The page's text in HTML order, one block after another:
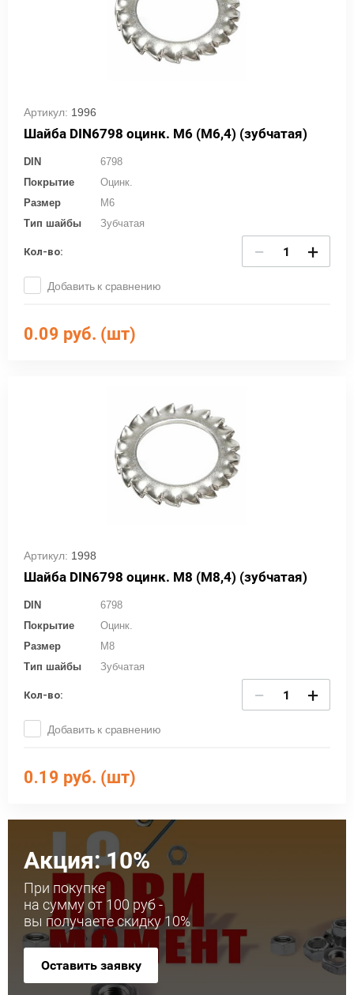
Акция: 10%
При покупке
на сумму от 100 руб -
вы получаете скидку 10%
Оставить заявку
Артикул: 1996
Шайба DIN6798 оцинк. М6 (М6,4) (зубчатая)
DIN
6798
Покрытие
Оцинк.
Размер
M6
Тип шайбы
Зубчатая
Кол-во: − +
Добавить к сравнению
0.09 руб. (шт)
Артикул: 1998
Шайба DIN6798 оцинк. М8 (М8,4) (зубчатая)
DIN
6798
Покрытие
Оцинк.
Размер
M8
Тип шайбы
Зубчатая
Кол-во: − +
Добавить к сравнению
0.19 руб. (шт)